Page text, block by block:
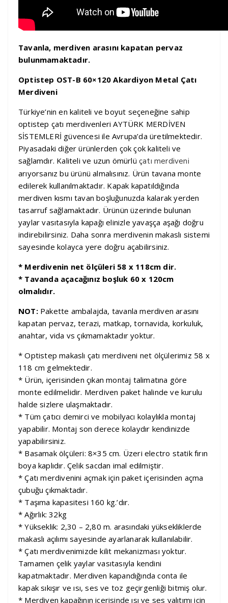
Tavanla, merdiven arasını kapatan pervaz
bulunmamaktadır.
Optistep OST-B 60×120 Akardiyon Metal Çatı
Merdiveni
Türkiye’nin en kaliteli ve boyut seçeneğine sahip
optistep çatı merdivenleri AYTÜRK MERDİVEN
SİSTEMLERİ güvencesi ile Avrupa’da üretilmektedir.
Piyasadaki diğer ürünlerden çok çok kaliteli ve
sağlamdır. Kaliteli ve uzun ömürlü çatı merdiveni
arıyorsanız bu ürünü almalısınız. Ürün tavana monte
edilerek kullanılmaktadır. Kapak kapatıldığında
merdiven kısmı tavan boşluğunuzda kalarak yerden
tasarruf sağlamaktadır. Ürünün üzerinde bulunan
yaylar vasıtasıyla kapağı elinizle yavaşça aşağı doğru
indirebilirsiniz. Daha sonra merdivenin makaslı sistemi
sayesinde kolayca yere doğru açabilirsiniz.
* Merdivenin net ölçüleri 58 x 118cm dir.
* Tavanda açacağınız boşluk 60 x 120cm
olmalıdır.
NOT:Pakette ambalajda, tavanla merdiven arasını
kapatan pervaz, terazi, matkap, tornavida, korkuluk,
anahtar, vida vs çıkmamaktadır yoktur.
* Optistep makaslı çatı merdiveni net ölçülerimiz 58 x
118 cm gelmektedir.
* Ürün, içerisinden çıkan montaj talimatına göre
monte edilmelidir. Merdiven paket halinde ve kurulu
halde sizlere ulaşmaktadır.
* Tüm çatıcı demirci ve mobilyacı kolaylıkla montaj
yapabilir. Montaj son derece kolaydır kendinizde
yapabilirsiniz.
* Basamak ölçüleri: 8×35 cm. Üzeri electro statik fırın
boya kaplıdır. Çelik sacdan imal edilmiştir.
* Çatı merdivenini açmak için paket içerisinden açma
çubuğu çıkmaktadır.
* Taşıma kapasitesi 160 kg.’dır.
* Ağırlık: 32kg
* Yükseklik: 2,30 – 2,80 m. arasındaki yüksekliklerde
makaslı açılımı sayesinde ayarlanarak kullanılabilir.
* Çatı merdivenimizde kilit mekanizması yoktur.
Tamamen çelik yaylar vasıtasıyla kendini
kapatmaktadır. Merdiven kapandığında conta ile
kapak sıkışır ve ısı, ses ve toz geçirgenliği bitmiş olur.
* Merdiven kapağının içerisinde ısı ve ses yalıtımı için